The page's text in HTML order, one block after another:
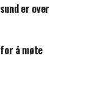
er over
å møte